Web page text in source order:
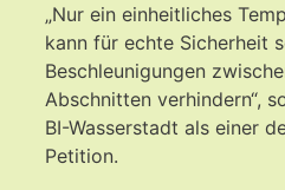
„Nur ein einheitliches
kann für echte Sicherheit
Beschleunigungen
Abschnitten verhindern“,
BI-Wasserstadt als einer
Petition.